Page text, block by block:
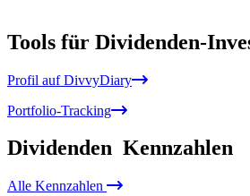
Tools für Dividenden-
Profil auf DivvyDiary
Portfolio-Tracking
Dividenden Kennzahlen
Alle Kennzahlen